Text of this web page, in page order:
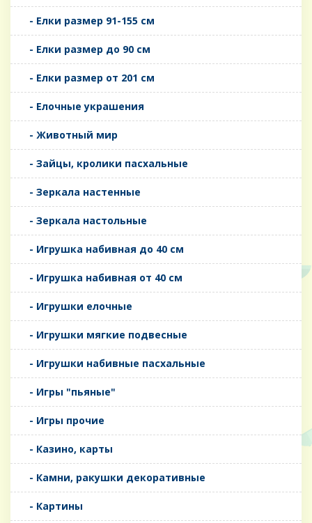
- Елки размер 91-155 см
- Елки размер до 90 см
- Елки размер от 201 см
- Елочные украшения
- Животный мир
- Зайцы, кролики пасхальные
- Зеркала настенные
- Зеркала настольные
- Игрушка набивная до 40 см
- Игрушка набивная от 40 см
- Игрушки елочные
- Игрушки мягкие подвесные
- Игрушки набивные пасхальные
- Игры "пьяные"
- Игры прочие
- Казино, карты
- Камни, ракушки декоративные
- Картины